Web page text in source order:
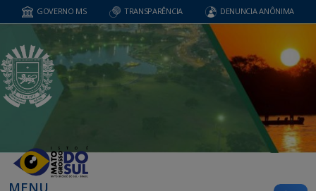
GOVERNO MS TRANSPARÊNCIA DENUNCIA ANÔNIMA
MENU